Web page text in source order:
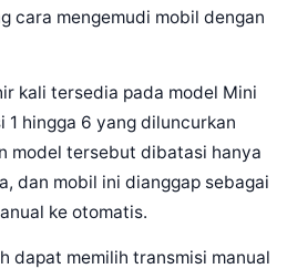
cara mengemudi mobil dengan
kali tersedia pada model Mini
1 hingga 6 yang diluncurkan
model tersebut dibatasi hanya
dan mobil ini dianggap sebagai
ke otomatis.
dapat memilih transmisi manual